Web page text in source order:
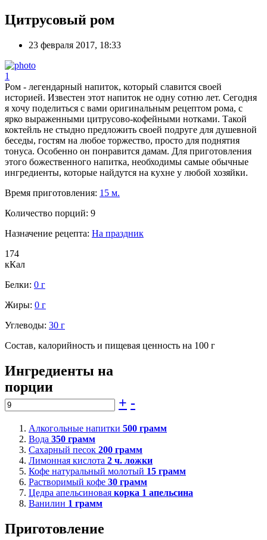
Цитрусовый ром
23 февраля 2017, 18:33
1
Ром - легендарный напиток, который славится своей
историей. Известен этот напиток не одну сотню лет. Сегодня
я хочу поделиться с вами оригинальным рецептом рома, с
ярко выраженными цитрусово-кофейными нотками. Такой
коктейль не стыдно предложить своей подруге для душевной
беседы, гостям на любое торжество, просто для поднятия
тонуса. Особенно он понравится дамам. Для приготовления
этого божественного напитка, необходимы самые обычные
ингредиенты, которые найдутся на кухне у любой хозяйки.
Время приготовления: 15 м.
Количество порций: 9
Назначение рецепта: На праздник
174
кКал
Белки: 0 г
Жиры: 0 г
Углеводы: 30 г
Состав, калорийность и пищевая ценность на 100 г
Ингредиенты на
порции
+ -
Алкогольные напитки 500 грамм
Вода 350 грамм
Сахарный песок 200 грамм
Лимонная кислота 2 ч. ложки
Кофе натуральный молотый 15 грамм
Растворимый кофе 30 грамм
Цедра апельсиновая корка 1 апельсина
Ванилин 1 грамм
Приготовление